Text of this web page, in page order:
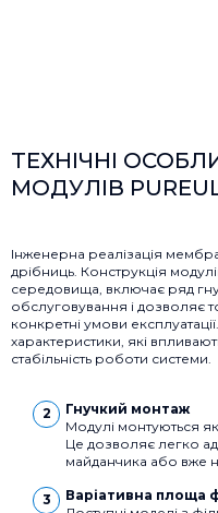
ТЕХНІЧНІ
МОДУЛІВ
Інженерна реалізація
дрібниць. Конструкція
середовища, включає ряд
обслуговування і дозволяє
конкретні умови
характеристики, які
стабільність роботи системи.
Гнучкий монтаж
Модулі монтуються
Це дозволяє легко
майданчика або вже
Варіативна площа